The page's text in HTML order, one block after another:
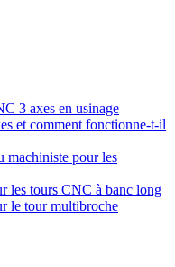
3 axes en usinage
et comment fonctionne-t-il
machiniste pour les
les tours CNC à banc long
le tour multibroche